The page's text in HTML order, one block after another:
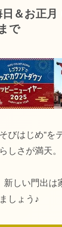
＆お正月
で
びはじめ”を
しさが満天。
しい門出は
しょう♪